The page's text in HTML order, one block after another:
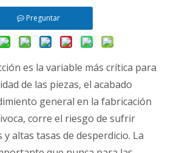
Preguntar
es la variable más crítica para
de las piezas, el acabado
general en la fabricación
corre el riesgo de sufrir
altas tasas de desperdicio. La